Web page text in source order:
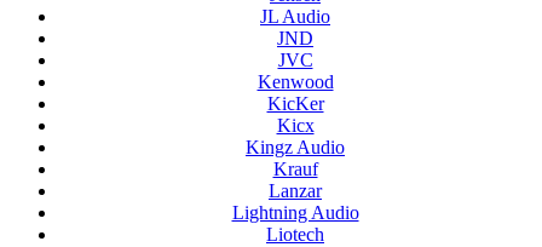
JL Audio
JND
JVC
Kenwood
KicKer
Kicx
Kingz Audio
Krauf
Lanzar
Lightning Audio
Liotech